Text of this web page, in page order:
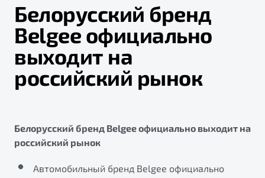
Модели
Новый
X50+
Покупателям
ВЫБОР И ПОКУПКА
Автомобили в наличии
Записаться на тест-драйв
Владельцам
СЕРВИС
Записаться на сервис
Техническое обслуживание
Ремонт электрооборудования
О компании
СОБЫТИЯ
Новости
BELGEE В РОССИИ
О бренде
Белорусский бренд
Belgee официально
выходит на
российский рынок
Белорусский бренд Belgee официально выходит на
российский рынок
Автомобильный бренд Belgee официально